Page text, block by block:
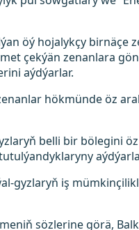
öý hojalykçy birnäçe
çekýän zenanlara
aýdýarlar.
hökmünde öz
belli bir bölegini
gyzlaryň iş
sözlerine görä,